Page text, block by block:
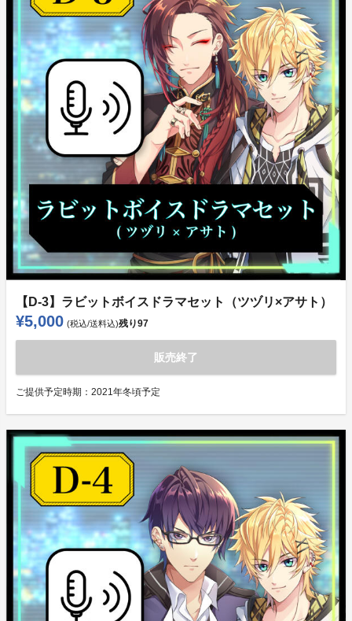
【D-3】ラビットボイスドラマセット（ツヅリ×アサト）
¥5,000 (税込/送料込)残り97
販売終了
ご提供予定時期： 2021年冬頃予定